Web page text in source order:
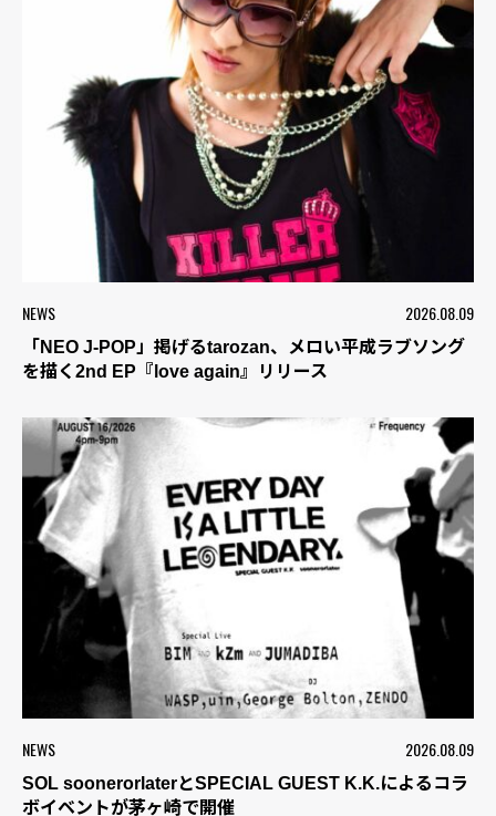
NEWS 2026.08.09
「NEO J-POP」掲げるtarozan、メロい平成ラブソング
を描く2nd EP『love again』リリース
NEWS 2026.08.09
SOL soonerorlaterとSPECIAL GUEST K.K.によるコラ
ボイベントが茅ヶ崎で開催